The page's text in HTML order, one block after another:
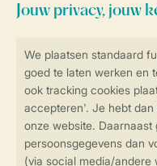
Veilig en snel online
Veilige
Veilige betaling